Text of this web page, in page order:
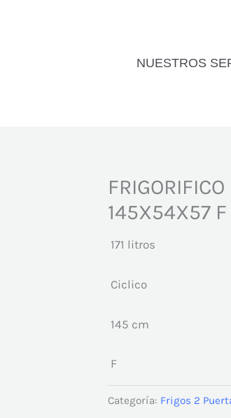
NUESTROS
145X54X57 F
171 litros
Ciclico
145 cm
F
Categoría: Frigos 2